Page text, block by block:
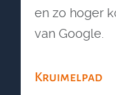
en zo hoger
van Google.
Kruimelpad